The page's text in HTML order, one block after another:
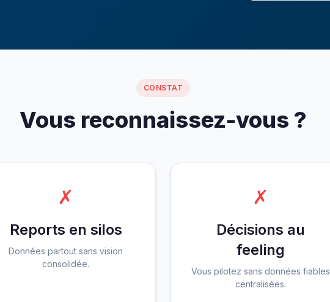
CONSTAT
Vous reconnaissez-vous ?
✗
Reports en silos
Données partout sans vision
consolidée.
✗
Décisions au
feeling
Vous pilotez sans données fiables
centralisées.